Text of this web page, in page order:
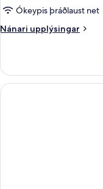
Ókeypis þráðlaust net
Nánari upplýsingar
Nánari